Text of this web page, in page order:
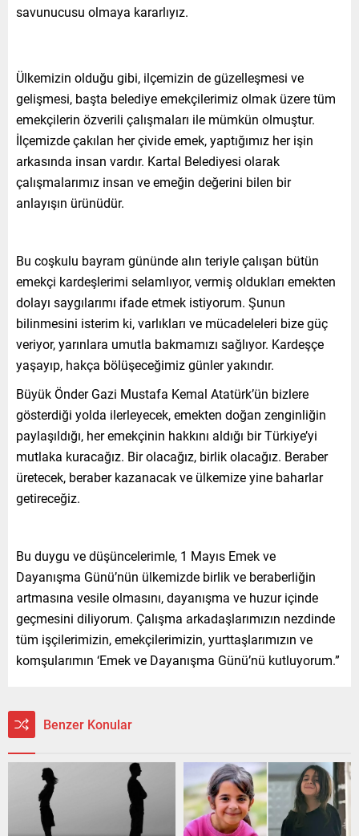
savunucusu olmaya kararlıyız.
Ülkemizin olduğu gibi, ilçemizin de güzelleşmesi ve
gelişmesi, başta belediye emekçilerimiz olmak üzere tüm
emekçilerin özverili çalışmaları ile mümkün olmuştur.
İlçemizde çakılan her çivide emek, yaptığımız her işin
arkasında insan vardır. Kartal Belediyesi olarak
çalışmalarımız insan ve emeğin değerini bilen bir
anlayışın ürünüdür.
Bu coşkulu bayram gününde alın teriyle çalışan bütün
emekçi kardeşlerimi selamlıyor, vermiş oldukları emekten
dolayı saygılarımı ifade etmek istiyorum. Şunun
bilinmesini isterim ki, varlıkları ve mücadeleleri bize güç
veriyor, yarınlara umutla bakmamızı sağlıyor. Kardeşçe
yaşayıp, hakça bölüşeceğimiz günler yakındır.
Büyük Önder Gazi Mustafa Kemal Atatürk’ün bizlere
gösterdiği yolda ilerleyecek, emekten doğan zenginliğin
paylaşıldığı, her emekçinin hakkını aldığı bir Türkiye’yi
mutlaka kuracağız. Bir olacağız, birlik olacağız. Beraber
üretecek, beraber kazanacak ve ülkemize yine baharlar
getireceğiz.
Bu duygu ve düşüncelerimle, 1 Mayıs Emek ve
Dayanışma Günü’nün ülkemizde birlik ve beraberliğin
artmasına vesile olmasını, dayanışma ve huzur içinde
geçmesini diliyorum. Çalışma arkadaşlarımızın nezdinde
tüm işçilerimizin, emekçilerimizin, yurttaşlarımızın ve
komşularımın ‘Emek ve Dayanışma Günü’nü kutluyorum.”
Benzer Konular